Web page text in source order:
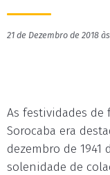
21 de Dezembro de 2018
As festividades de
Sorocaba era
dezembro de 1941
solenidade de